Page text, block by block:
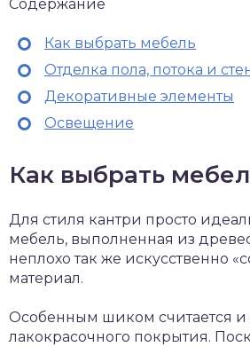
Содержание
Как выбрать мебель
Отделка пола, потока и
Декоративные элементы
Освещение
Как выбрать
Для стиля кантри просто
мебель, выполненная из
неплохо так же искусственно
материал.
Особенным шиком считается и
лакокрасочного покрытия.